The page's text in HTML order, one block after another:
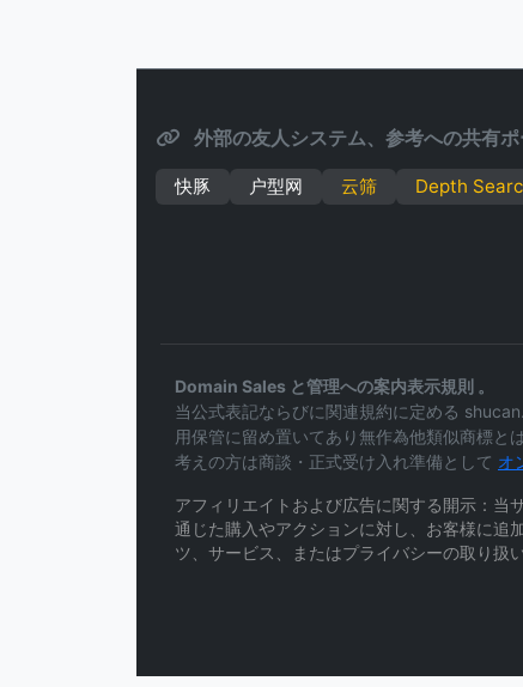
外部の友人システム、参考への共有
快豚 户型网 云筛 Depth
Domain Sales と管理への案内表示規則 。
当公式表記ならびに関連規約に定める
用保管に留め置いてあり無作為他類似商標と
考えの方は商談・正式受け入れ準備として オ
アフィリエイトおよび広告に関する開示：当
通じた購入やアクションに対し、お客様に追
ツ、サービス、またはプライバシーの取り扱